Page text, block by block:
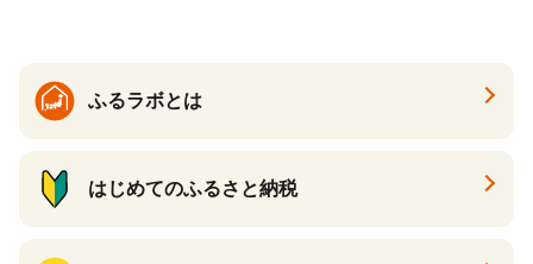
ふるラボとは
はじめてのふるさと納税